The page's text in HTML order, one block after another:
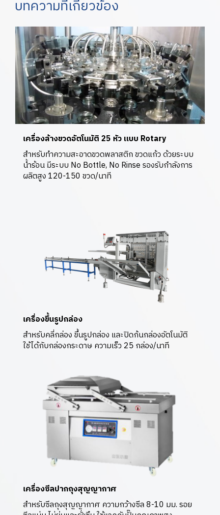
บทความที่เกี่ยวข้อง
เครื่องล้างขวดอัตโนมัติ 25 หัว แบบ Rotary
สำหรับทำความสะอาดขวดพลาสติก ขวดแก้ว ด้วยระบบ
น้ำร้อน มีระบบ No Bottle, No Rinse รองรับกำลังการ
ผลิตสูง 120-150 ขวด/นาที
เครื่องขึ้นรูปกล่อง
สำหรับคลี่กล่อง ขึ้นรูปกล่อง และปิดก้นกล่องอัตโนมัติ
ใช้ได้กับกล่องกระดาษ ความเร็ว 25 กล่อง/นาที
เครื่องซีลปากถุงสุญญากาศ
สำหรับซีลถุงสุญญากาศ ความกว้างซีล 8-10 มม. รอย